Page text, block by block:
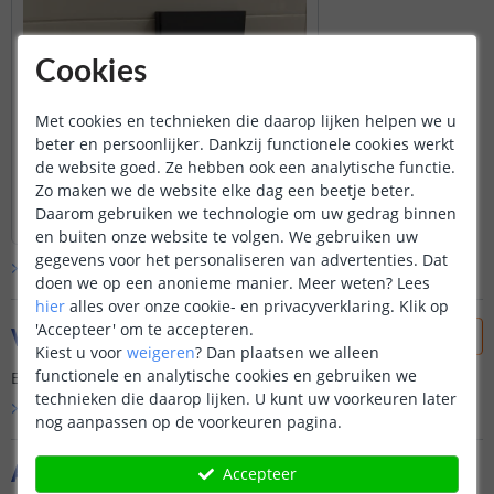
Aanvullende producten
Bekijk alleklantfoto’s
Vraag & antwoord
Er is nog geen vraag gesteld over dit product.
Bekijk alle Vraag & antwoord
Cookies
Met cookies en technieken die daarop lijken helpen we u
beter en persoonlijker. Dankzij functionele cookies werkt
de website goed. Ze hebben ook een analytische functie.
Zo maken we de website elke dag een beetje beter.
Daarom gebruiken we technologie om uw gedrag binnen
en buiten onze website te volgen. We gebruiken uw
gegevens voor het personaliseren van advertenties. Dat
doen we op een anonieme manier. Meer weten? Lees
hier alles over onze cookie- en privacyverklaring. Klik op
'Accepteer' om te accepteren.
Kiest u voor weigeren? Dan plaatsen we alleen
functionele en analytische cookies en gebruiken we
technieken die daarop lijken. U kunt uw voorkeuren later
nog aanpassen op de voorkeuren pagina.
Accepteer